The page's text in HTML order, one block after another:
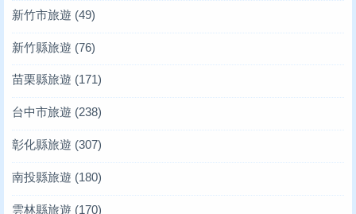
新竹市旅遊 (49)
新竹縣旅遊 (76)
苗栗縣旅遊 (171)
台中市旅遊 (238)
彰化縣旅遊 (307)
南投縣旅遊 (180)
雲林縣旅遊 (170)